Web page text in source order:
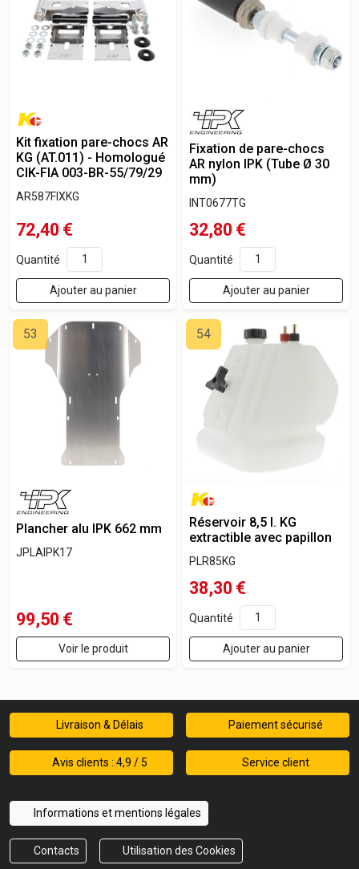
Kit fixation pare-chocs AR
KG (AT.011) - Homologué
CIK-FIA 003-BR-55/79/29
AR587FIXKG
72,40 €
Quantité
Ajouter au panier
Fixation de pare-chocs
AR nylon IPK (Tube Ø 30
mm)
INT0677TG
32,80 €
Quantité
Ajouter au panier
53
Plancher alu IPK 662 mm
JPLAIPK17
99,50 €
Voir le produit
54
Réservoir 8,5 l. KG
extractible avec papillon
PLR85KG
38,30 €
Quantité
Ajouter au panier
Livraison & Délais Paiement sécurisé
Avis clients : 4,9 / 5 Service client
Informations et mentions légales
Contacts Utilisation des Cookies